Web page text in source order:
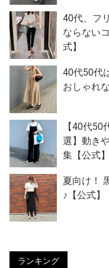
40代、フ
ならない
式】
40代50代
おしゃれ
【40代
選】動き
集【公式】
夏向け！
♪【公式】
ランキング